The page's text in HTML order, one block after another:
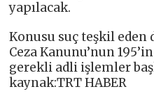
yapılacak.
Konusu suç teşkil
Ceza Kanunu’nun
gerekli adli işlemler
kaynak:TRT HABER